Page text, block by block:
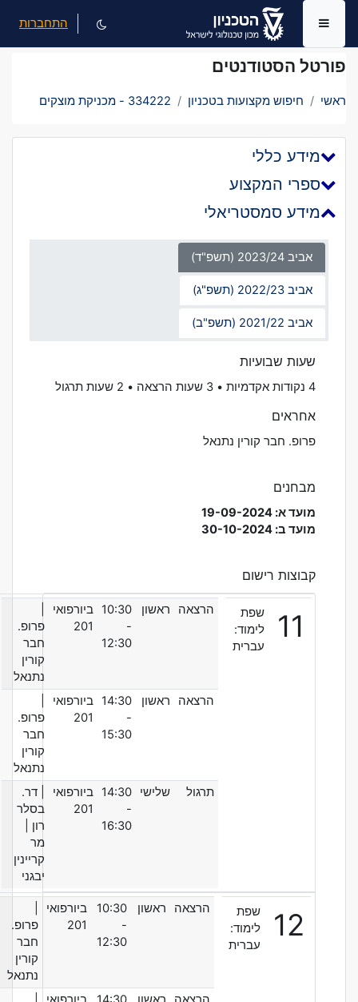
דילוג לתוכן הראשי
פורטל הסטודנטים
ראשי חיפוש מקצועות בטכניון 334222 - מכניקת מוצקים
מידע כללי
ספרי המקצוע
מידע סמסטריאלי
אביב 2023/24 (תשפ"ד)
אביב 2022/23 (תשפ"ג)
אביב 2021/22 (תשפ"ב)
שעות שבועיות
4 נקודות אקדמיות • 3 שעות הרצאה • 2 שעות תרגול
אחראים
פרופ. חבר קורין נתנאל
מבחנים
מועד א: 19-09-2024
מועד ב: 30-10-2024
קבוצות רישום
11
שפת
לימוד:
עברית
הרצאה ראשון
10:30
-
12:30
ביורפואי
201
פרופ.
חבר
קורין
נתנאל
הרצאה
ראשון
14:30
-
15:30
ביורפואי
201
פרופ.
חבר
קורין
נתנאל
תרגול
שלישי
14:30
-
16:30
ביורפואי
201
| דר.
בסלר
רון
מר
קריינין
יבגני
12
שפת
לימוד:
עברית
הרצאה ראשון
10:30
-
12:30
ביורפואי
201
פרופ.
חבר
קורין
נתנאל
חלון סקירה צדדי התחברות